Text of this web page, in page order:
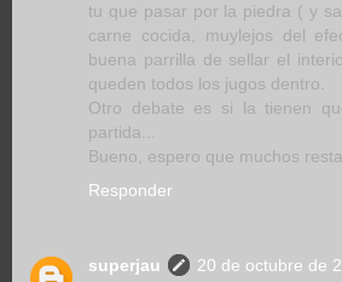
tu que pasar por la piedra ( y
carne cocida, muylejos del
buena parrilla de sellar el
queden todos los jugos dentro.
Otro debate es si la tienen
partida...
Bueno, espero que muchos
Responder
superjau
20 de octubre de